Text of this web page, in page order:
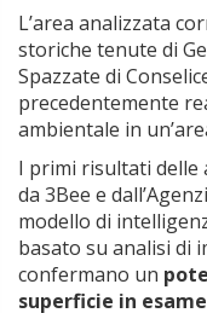
L’area analizzata
storiche tenute di
Spazzate di
precedentemente
ambientale in
I primi risultati delle
da 3Bee e
modello di
basato su analisi di
confermano un
superficie in